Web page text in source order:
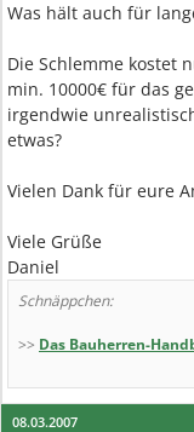
Was hält auch für
Die Schlemme kostet
min. 10000€ für das
irgendwie
etwas?
Vielen Dank für eure
Viele Grüße
Daniel
Schnäppchen:
>> Das Bauherren-
08.03.2007